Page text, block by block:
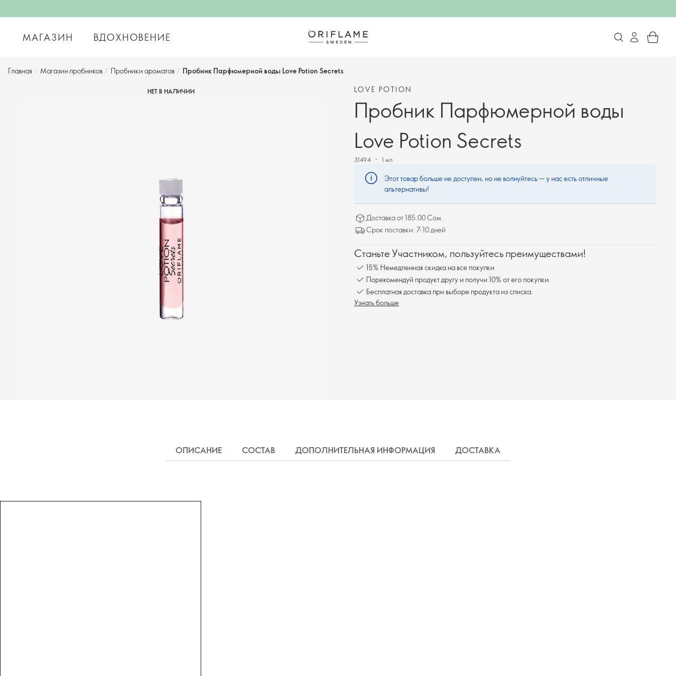
МАГАЗИН ВДОХНОВЕНИЕ
Главная / Магазин пробников / Пробники ароматов / Пробник Парфюмерной воды Love Potion Secrets
НЕТ В НАЛИЧИИ LOVE POTION
Пробник Парфюмерной воды
Love Potion Secrets
31494 1 мл.
Этот товар больше не доступен, но не волнуйтесь — у нас есть отличные
альтернативы!
Доставка от 185.00 Сом.
Срок поставки: 7-10 дней
Станьте Участником, пользуйтесь преимуществами!
15% Немедленная скидка на все покупки
Порекомендуй продукт другу и получи 10% от его покупки.
Бесплатная доставка при выборе продукта из списка.
Узнать больше
ОПИСАНИЕ СОСТАВ ДОПОЛНИТЕЛЬНАЯ ИНФОРМАЦИЯ ДОСТАВКА